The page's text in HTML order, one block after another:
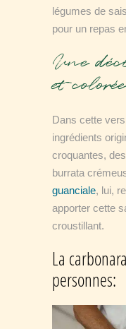
légumes de
pour un repas
Une
et colorée
Dans cette
ingrédients
croquantes,
burrata
guanciale, lui,
apporter cette
croustillant.
La
personnes: